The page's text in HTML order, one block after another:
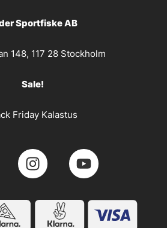
Sportfiske AB
148, 117 28 Stockholm
Sale!
Friday Kalastus